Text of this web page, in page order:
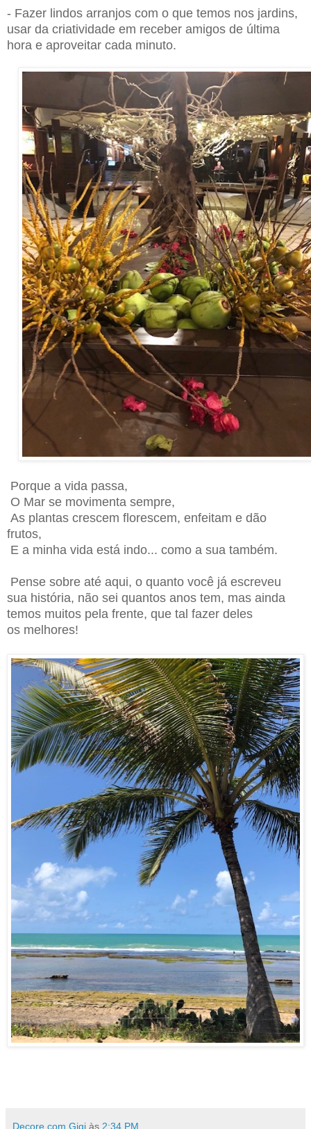
- Fazer lindos arranjos com o que temos nos jardins,
usar da criatividade em receber amigos de última
hora e aproveitar cada minuto.
Porque a vida passa,
O Mar se movimenta sempre,
As plantas crescem florescem, enfeitam e dão
frutos,
E a minha vida está indo... como a sua também.
Pense sobre até aqui, o quanto você já escreveu
sua história, não sei quantos anos tem, mas ainda
temos muitos pela frente, que tal fazer deles
os melhores!
Decore com Gigi às 2:34 PM